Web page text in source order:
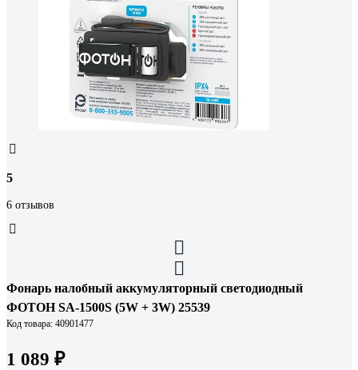
5
6 отзывов
Фонарь налобный аккумуляторный светодиодный
ФОТОН SA-1500S (5W + 3W) 25539
Код товара: 40901477
1 089 ₽